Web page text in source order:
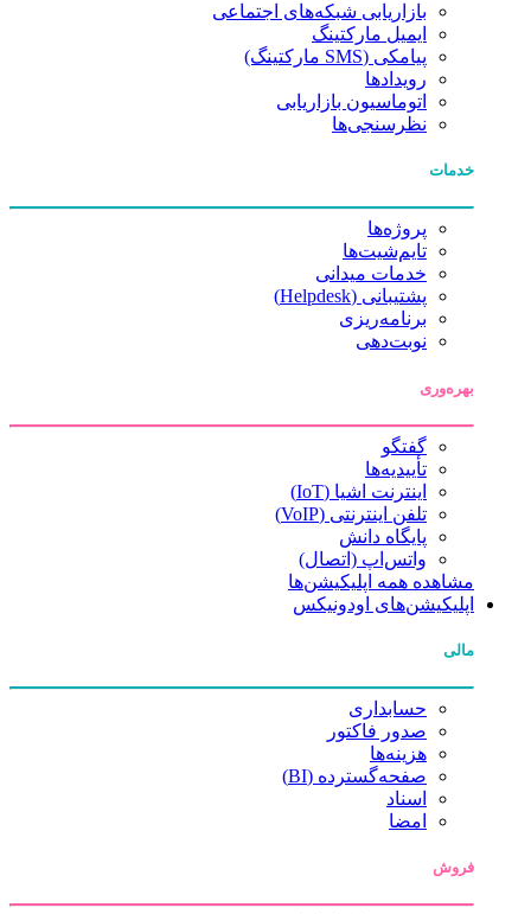
بازاریابی شبکه‌های اجتماعی
ایمیل مارکتینگ
پیامکی (SMS مارکتینگ)
رویدادها
اتوماسیون بازاریابی
نظرسنجی‌ها
خدمات
پروژه‌ها
تایم‌شیت‌ها
خدمات میدانی
پشتیبانی (Helpdesk)
برنامه‌ریزی
نوبت‌دهی
بهره‌وری
گفتگو
تأییدیه‌ها
اینترنت اشیا (IoT)
تلفن اینترنتی (VoIP)
پایگاه دانش
واتس‌اپ (اتصال)
مشاهده همه اپلیکیشن‌ها
اپلیکیشن‌های اودونیکس
مالی
حسابداری
صدور فاکتور
هزینه‌ها
صفحه‌گسترده (BI)
اسناد
امضا
فروش